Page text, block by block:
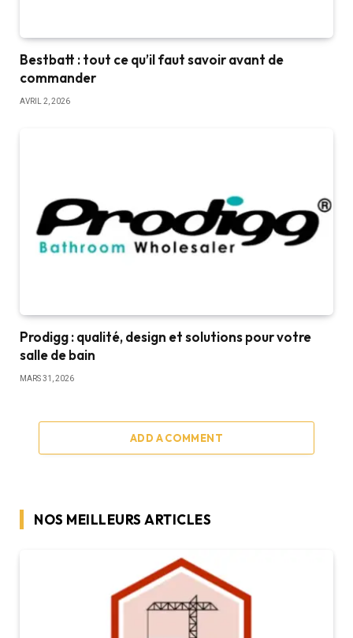
Bestbatt : tout ce qu’il faut savoir avant de
commander
AVRIL 2, 2026
Prodigg : qualité, design et solutions pour votre
salle de bain
MARS 31, 2026
ADD A COMMENT
NOS MEILLEURS ARTICLES